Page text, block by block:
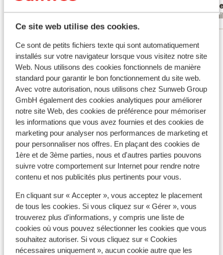
Ce site web utilise des cookies.
Ce sont de petits fichiers texte qui sont automatiquement
installés sur votre navigateur lorsque vous visitez notre site
Web. Nous utilisons des cookies fonctionnels de manière
standard pour garantir le bon fonctionnement du site web.
Avec votre autorisation, nous utilisons chez Sunweb Group
GmbH également des cookies analytiques pour améliorer
notre site Web, des cookies de préférence pour mémoriser
les informations que vous avez fournies et des cookies de
marketing pour analyser nos performances de marketing et
pour personnaliser nos offres. En plaçant des cookies de
1ère et de 3ème parties, nous et d'autres parties pouvons
suivre votre comportement sur Internet pour rendre notre
contenu et nos publicités plus pertinents pour vous.
En cliquant sur « Accepter », vous acceptez le placement
de tous les cookies. Si vous cliquez sur « Gérer », vous
trouverez plus d'informations, y compris une liste de
cookies où vous pouvez sélectionner les cookies que vous
souhaitez autoriser. Si vous cliquez sur « Cookies
nécessaires uniquement », aucun cookie autre que les
handdoeken worden wel tijdig en op
afgesproken moment vervangen. Zeer
harde bedden om te slapen. Toilet bleef
doorlopen, waardoor we in de nacht het
kraantje dichtzette, voor het lawaai.
Kinderstoel en kinderbedje waren inorde.
Speeltuin was leuk voor ons zoontje van 15
maanden. Zwembad was ok, beetje koud.
Ontbijt kan je verkrijgen in de bar tegen
een schappelijke prijs, lekker. Uren voor
het avondeten waren laat, ook met ons
zoontje. De bar was open van 9u tot 14u30
en van 20u tot 22u. Het was ongeveer 15
Eulalia met gezellige restaurants en
barren, ook hier moet je goed de
openingstijden van de keukens bekijken!
Op 2 minuutjes wandelen heb je een winkel.
Familles
Voir tous les 61 avis
Autres hébergements - Ibiza
Sol Bahia Ibiza Suites
Hôtel Riomar Ibiza, a Tribute Portfolio
Hôtel Anfora Ibiza
Hôtel Torre del Mar
Migjorn Ibiza Suites & Spa
Cala San Miguel Ibiza Resort, Curio by Hilton -
adults only